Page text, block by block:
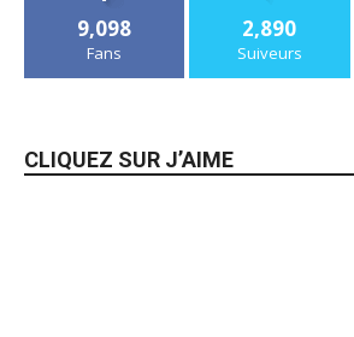
9,098
Fans
2,890
Suiveurs
CLIQUEZ SUR J’AIME